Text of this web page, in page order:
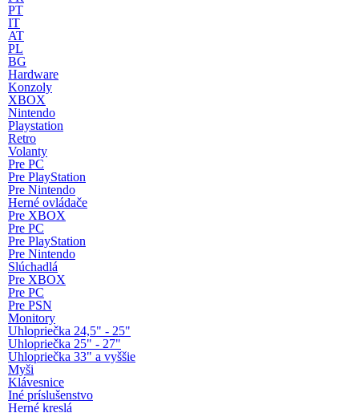
PT
IT
AT
PL
BG
Hardware
Konzoly
XBOX
Nintendo
Playstation
Retro
Volanty
Pre PC
Pre PlayStation
Pre Nintendo
Herné ovládače
Pre XBOX
Pre PC
Pre PlayStation
Pre Nintendo
Slúchadlá
Pre XBOX
Pre PC
Pre PSN
Monitory
Uhlopriečka 24,5" - 25"
Uhlopriečka 25" - 27"
Uhlopriečka 33" a vyššie
Myši
Klávesnice
Iné príslušenstvo
Herné kreslá